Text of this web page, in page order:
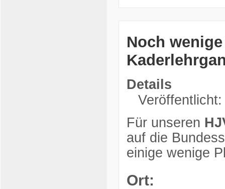
Noch
Details
Für unseren
auf die
einige wenige
Ort: